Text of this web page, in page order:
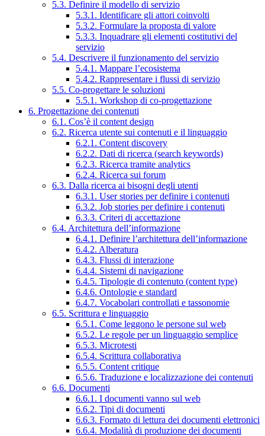
5.3. Definire il modello di servizio
5.3.1. Identificare gli attori coinvolti
5.3.2. Formulare la proposta di valore
5.3.3. Inquadrare gli elementi costitutivi del
servizio
5.4. Descrivere il funzionamento del servizio
5.4.1. Mappare l’ecosistema
5.4.2. Rappresentare i flussi di servizio
5.5. Co-progettare le soluzioni
5.5.1. Workshop di co-progettazione
6. Progettazione dei contenuti
6.1. Cos’è il content design
6.2. Ricerca utente sui contenuti e il linguaggio
6.2.1. Content discovery
6.2.2. Dati di ricerca (search keywords)
6.2.3. Ricerca tramite analytics
6.2.4. Ricerca sui forum
6.3. Dalla ricerca ai bisogni degli utenti
6.3.1. User stories per definire i contenuti
6.3.2. Job stories per definire i contenuti
6.3.3. Criteri di accettazione
6.4. Architettura dell’informazione
6.4.1. Definire l’architettura dell’informazione
6.4.2. Alberatura
6.4.3. Flussi di interazione
6.4.4. Sistemi di navigazione
6.4.5. Tipologie di contenuto (content type)
6.4.6. Ontologie e standard
6.4.7. Vocabolari controllati e tassonomie
6.5. Scrittura e linguaggio
6.5.1. Come leggono le persone sul web
6.5.2. Le regole per un linguaggio semplice
6.5.3. Microtesti
6.5.4. Scrittura collaborativa
6.5.5. Content critique
6.5.6. Traduzione e localizzazione dei contenuti
6.6. Documenti
6.6.1. I documenti vanno sul web
6.6.2. Tipi di documenti
6.6.3. Formato di lettura dei documenti elettronici
6.6.4. Modalità di produzione dei documenti